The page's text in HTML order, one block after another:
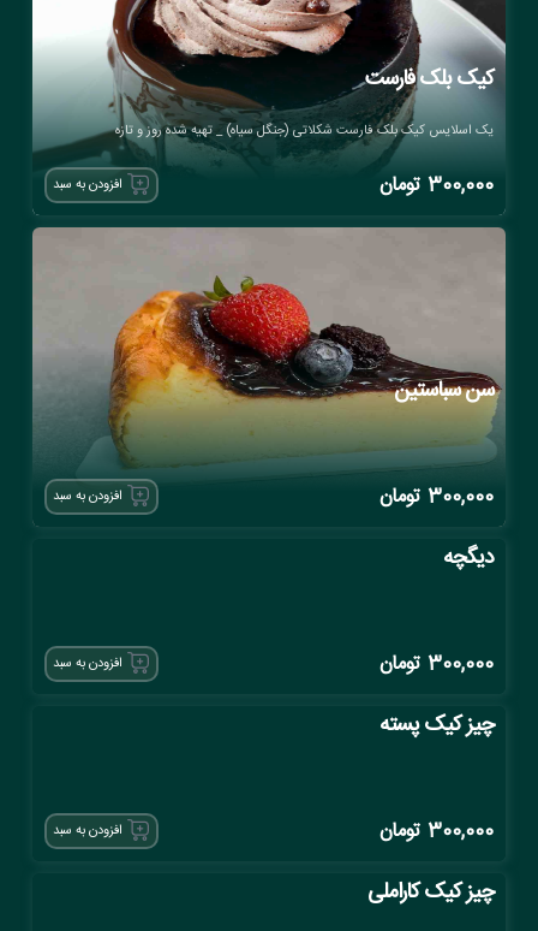
کیک بلک فارست
یک اسلایس کیک بلک فارست شکلاتی (جنگل سیاه) _ تهیه شده روز و تازه
300,000 تومان افزودن به سبد
سن سباستین
300,000 تومان افزودن به سبد
دیگچه
300,000 تومان افزودن به سبد
چیز کیک پسته
300,000 تومان افزودن به سبد
چیز کیک کاراملی